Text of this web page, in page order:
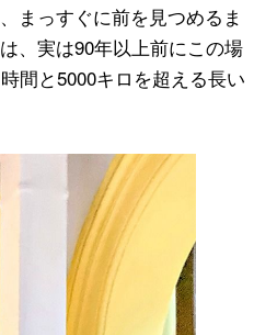
まっすぐに前を見つめるま
、実は90年以上前にこの場
間と5000キロを超える長い